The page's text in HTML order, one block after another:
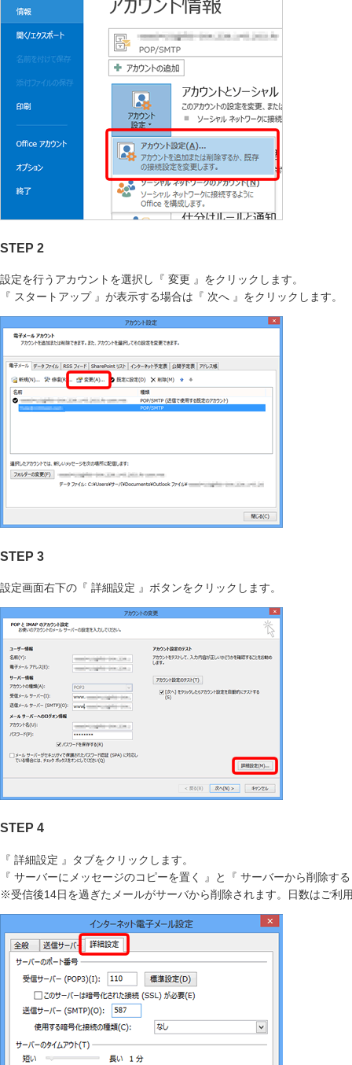
STEP 2
設定を行うアカウントを選択し『 変更 』をクリックします。
『 スタートアップ 』が表示する場合は『 次へ 』をクリックします。
STEP 3
設定画面右下の『 詳細設定 』ボタンをクリックします。
STEP 4
『 詳細設定 』タブをクリックします。
『 サーバーにメッセージのコピーを置く 』と『 サーバーから削除す
※受信後14日を過ぎたメールがサーバから削除されます。日数はご利